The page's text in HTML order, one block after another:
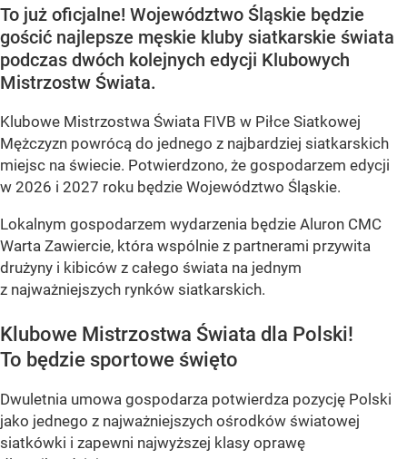
To już oficjalne! Województwo Śląskie będzie
gościć najlepsze męskie kluby siatkarskie świata
podczas dwóch kolejnych edycji Klubowych
Mistrzostw Świata.
Klubowe Mistrzostwa Świata FIVB w Piłce Siatkowej
Mężczyzn powrócą do jednego z najbardziej siatkarskich
miejsc na świecie. Potwierdzono, że gospodarzem edycji
w 2026 i 2027 roku będzie Województwo Śląskie.
Lokalnym gospodarzem wydarzenia będzie Aluron CMC
Warta Zawiercie, która wspólnie z partnerami przywita
drużyny i kibiców z całego świata na jednym
z najważniejszych rynków siatkarskich.
Klubowe Mistrzostwa Świata dla Polski!
To będzie sportowe święto
Dwuletnia umowa gospodarza potwierdza pozycję Polski
jako jednego z najważniejszych ośrodków światowej
siatkówki i zapewni najwyższej klasy oprawę